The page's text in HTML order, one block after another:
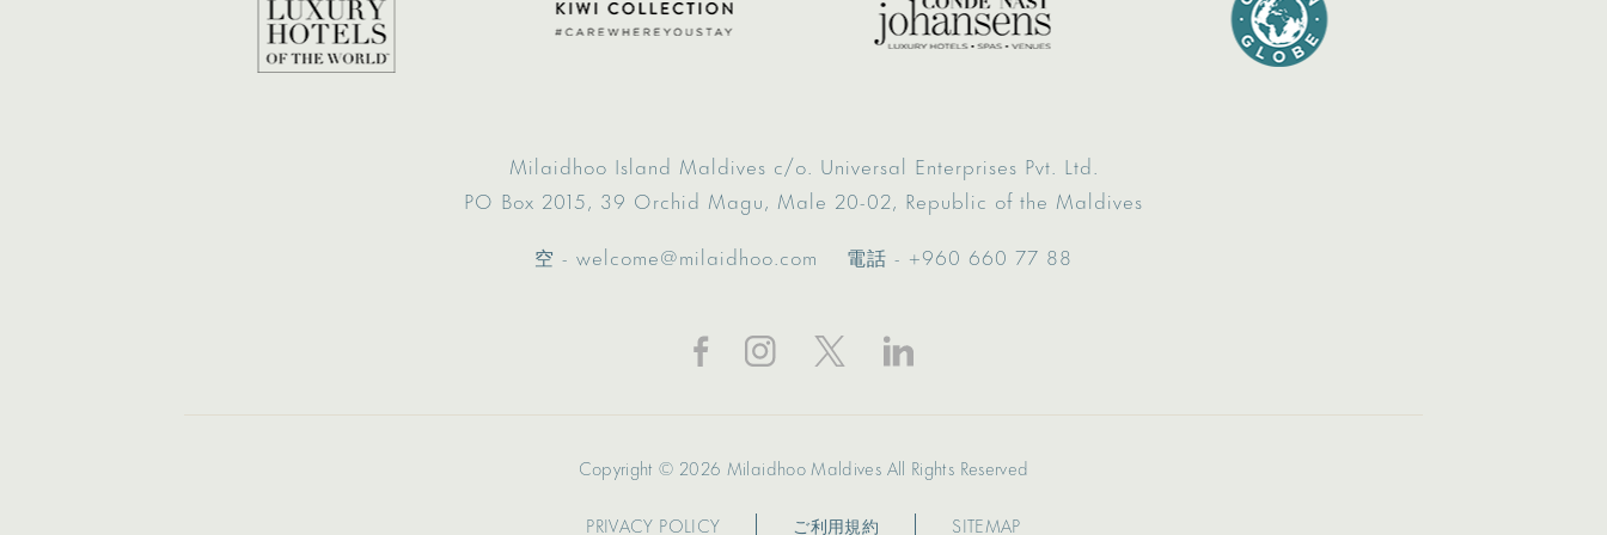
Milaidhoo Island Maldives c/o. Universal Enterprises Pvt. Ltd.
PO Box 2015, 39 Orchid Magu, Male 20-02, Republic of the Maldives
空 - welcome@milaidhoo.com 電話 - +960 660 77 88
Copyright © 2026 Milaidhoo Maldives All Rights Reserved
PRIVACY POLICY ご利用規約 SITEMAP